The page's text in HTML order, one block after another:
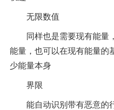
无限数值
同样也是需要现有能量
能量，也可以在现有能量的
少能量本身
界限
能自动识别带有恶意的